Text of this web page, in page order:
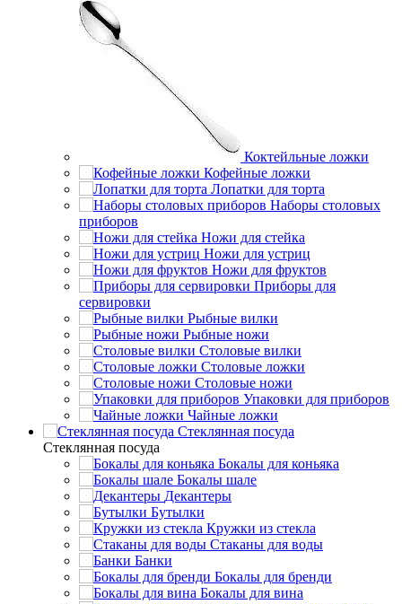
Коктейльные ложки
Кофейные ложки
Лопатки для торта
Наборы столовых
приборов
Ножи для стейка
Ножи для устриц
Ножи для фруктов
Приборы для
сервировки
Рыбные вилки
Рыбные ножи
Столовые вилки
Столовые ложки
Столовые ножи
Упаковки для приборов
Чайные ложки
Стеклянная посуда
Стеклянная посуда
Бокалы для коньяка
Бокалы шале
Декантеры
Бутылки
Кружки из стекла
Стаканы для воды
Банки
Бокалы для бренди
Бокалы для вина